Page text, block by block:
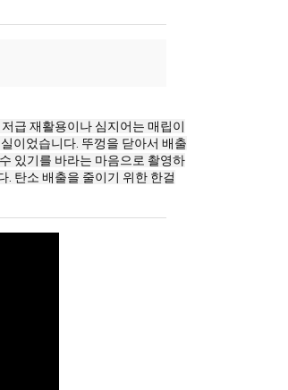
급 재활용이나 심지어는 매립이
이었습니다. 뚜껑을 닫아서 배출
있기를 바라는 마음으로 촬영하
. 탄소 배출을 줄이기 위한 한걸